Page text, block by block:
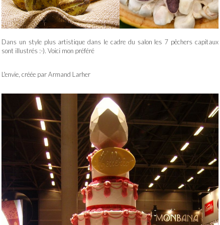
Dans un style plus artistique dans le cadre du salon les 7 pêchers capitaux
sont illustrés :-). Voici mon préféré
L'envie, créée par Armand Larher